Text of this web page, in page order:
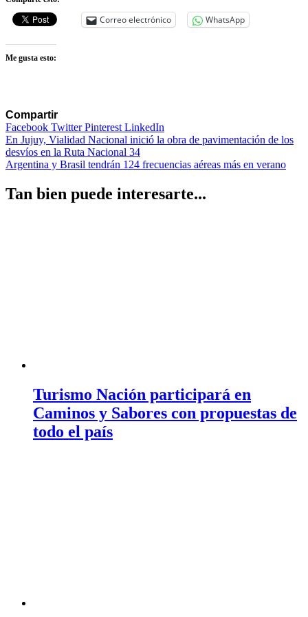
Correo electrónico WhatsApp
Me gusta esto:
Compartir
Facebook TwitterPinterest LinkedIn
Navegación
de
En Jujuy, Vialidad Nacional inició la obra de pavimentación de los
desvíos en la Ruta Nacional 34
Argentina y Brasil tendrán 124 frecuencias aéreas más en verano
Tan bien puede interesarte...
Turismo Nación participará en
Caminos y Sabores con propuestas de
todo el país